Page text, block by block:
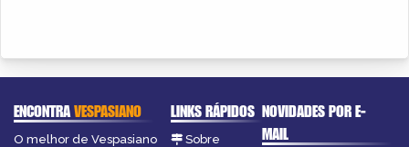
ENCONTRAVESPASIANO
O melhor de Vespasiano
LINKS RÁPIDOS
Sobre
NOVIDADES POR E-
MAIL